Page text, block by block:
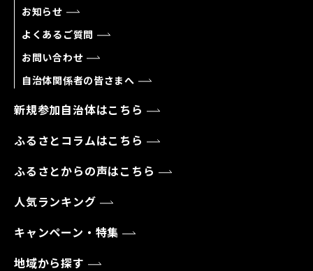
お知らせ
よくあるご質問
お問い合わせ
自治体関係者の皆さまへ
新規参加自治体はこちら
ふるさとコラムはこちら
ふるさとからの声はこちら
人気ランキング
キャンペーン・特集
地域から探す